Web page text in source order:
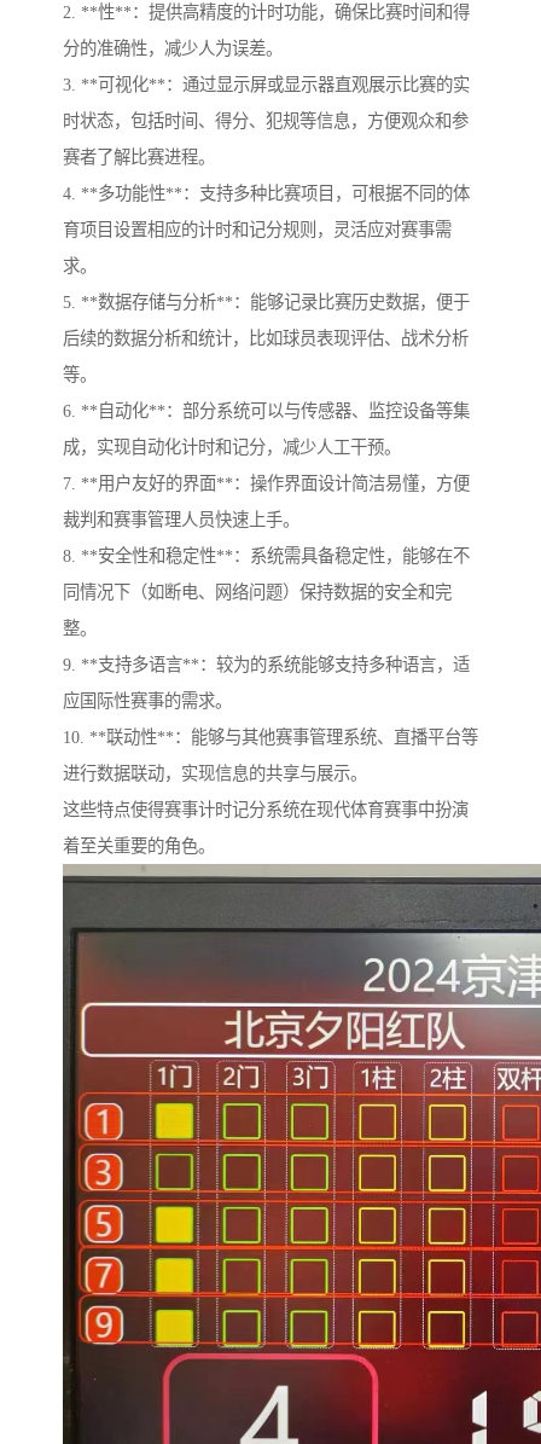
2. **性**：提供高精度的计时功能，确保比赛时间和得
分的准确性，减少人为误差。
3. **可视化**：通过显示屏或显示器直观展示比赛的实
时状态，包括时间、得分、犯规等信息，方便观众和参
赛者了解比赛进程。
4. **多功能性**：支持多种比赛项目，可根据不同的体
育项目设置相应的计时和记分规则，灵活应对赛事需
求。
5. **数据存储与分析**：能够记录比赛历史数据，便于
后续的数据分析和统计，比如球员表现评估、战术分析
等。
6. **自动化**：部分系统可以与传感器、监控设备等集
成，实现自动化计时和记分，减少人工干预。
7. **用户友好的界面**：操作界面设计简洁易懂，方便
裁判和赛事管理人员快速上手。
8. **安全性和稳定性**：系统需具备稳定性，能够在不
同情况下（如断电、网络问题）保持数据的安全和完
整。
9. **支持多语言**：较为的系统能够支持多种语言，适
应国际性赛事的需求。
10. **联动性**：能够与其他赛事管理系统、直播平台等
进行数据联动，实现信息的共享与展示。
这些特点使得赛事计时记分系统在现代体育赛事中扮演
着至关重要的角色。